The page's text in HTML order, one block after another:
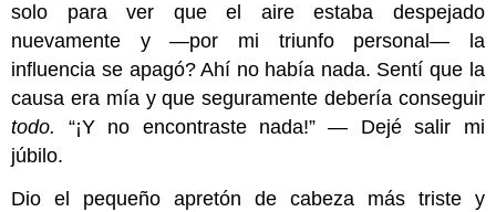
solo para ver que el aire estaba despejado
nuevamente y —por mi triunfo personal— la
influencia se apagó? Ahí no había nada. Sentí que la
causa era mía y que seguramente debería conseguir
todo. “¡Y no encontraste nada!” — Dejé salir mi
júbilo.
Dio el pequeño apretón de cabeza más triste y